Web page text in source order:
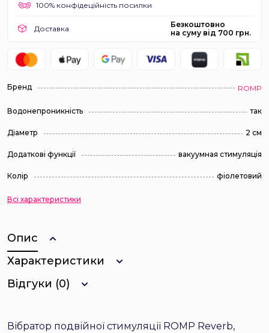
100% конфідеційність посилки
Доставка
Безкоштовно
на суму від 700 грн.
Бренд ROMP
Водонепроникність так
Діаметр 2 см
Додаткові функції вакуумная стимуляція
Колір фіолетовий
Всі характеристики
Опис
Характеристики
Відгуки (0)
Вібратор подвійної стимуляції ROMP Reverb,